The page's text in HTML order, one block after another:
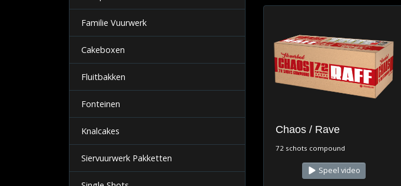
Familie Vuurwerk
Cakeboxen
Fluitbakken
Fonteinen
Knalcakes
Siervuurwerk Pakketten
Chaos / Rave
72 schots compound
Speel video